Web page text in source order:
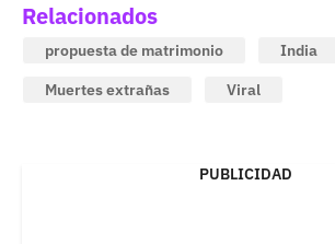
Relacionados
propuesta de matrimonio
India
Muertes extrañas
Viral
PUBLICIDAD